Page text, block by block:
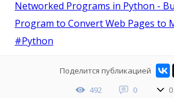
Networked Programs in Python -
Program to Convert Web Pages to
#Python
Поделится публикацией
492
0 0